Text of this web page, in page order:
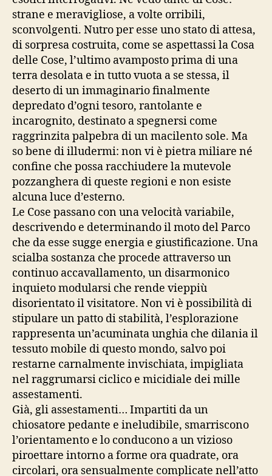
strane e meravigliose, a volte orribili,
sconvolgenti. Nutro per esse uno stato di attesa,
di sorpresa costruita, come se aspettassi la Cosa
delle Cose, l’ultimo avamposto prima di una
terra desolata e in tutto vuota a se stessa, il
deserto di un immaginario finalmente
depredato d’ogni tesoro, rantolante e
incarognito, destinato a spegnersi come
raggrinzita palpebra di un macilento sole. Ma
so bene di illudermi: non vi è pietra miliare né
confine che possa racchiudere la mutevole
pozzanghera di queste regioni e non esiste
alcuna luce d’esterno.
Le Cose passano con una velocità variabile,
descrivendo e determinando il moto del Parco
che da esse sugge energia e giustificazione. Una
scialba sostanza che procede attraverso un
continuo accavallamento, un disarmonico
inquieto modularsi che rende vieppiù
disorientato il visitatore. Non vi è possibilità di
stipulare un patto di stabilità, l’esplorazione
rappresenta un’acuminata unghia che dilania il
tessuto mobile di questo mondo, salvo poi
restarne carnalmente invischiata, impigliata
nel raggrumarsi ciclico e micidiale dei mille
assestamenti.
Già, gli assestamenti… Impartiti da un
chiosatore pedante e ineludibile, smarriscono
l’orientamento e lo conducono a un vizioso
piroettare intorno a forme ora quadrate, ora
circolari, ora sensualmente complicate nell’atto